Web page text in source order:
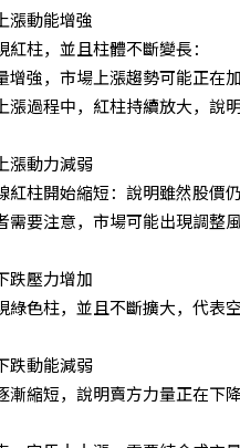
漲動能增強
紅柱，並且柱體不斷變長：
增強，市場上漲趨勢可能正在加
漲過程中，紅柱持續放大，說
漲動力減弱
紅柱開始縮短：說明雖然股價
需要注意，市場可能出現調整風
跌壓力增加
綠色柱，並且不斷擴大，代表
跌動能減弱
漸縮短，說明賣方力量正在下